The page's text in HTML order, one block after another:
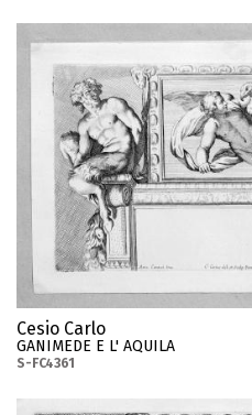
Cesio Carlo
GANIMEDE E L' AQUILA
S-FC4361